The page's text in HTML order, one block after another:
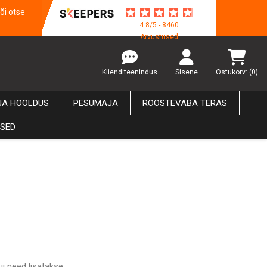
otse
4.8/5 - 8460
Arvustused
Ostukorv: (0)
Klienditeenindus Sisene
HOOLDUS PESUMAJA ROOSTEVABA TERAS